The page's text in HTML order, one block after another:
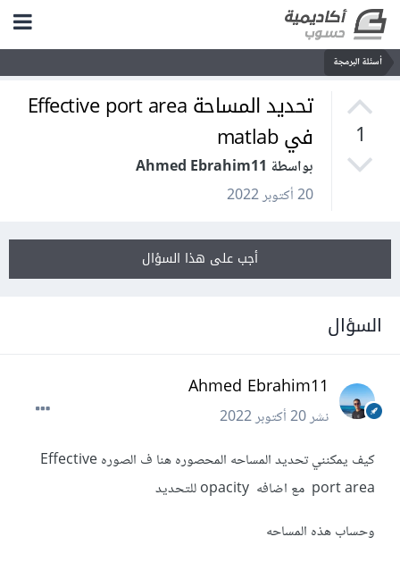
أسئلة البرمجة
1
تحديد المساحة Effective port area
في matlab
بواسطة Ahmed Ebrahim11
20 أكتوبر 2022
أجب على هذا السؤال
السؤال
Ahmed Ebrahim11
نشر20 أكتوبر 2022
كيف يمكنني تحديد المساحه المحصوره هنا ف الصوره Effective
port area مع اضافه opacity للتحديد
وحساب هذه المساحه